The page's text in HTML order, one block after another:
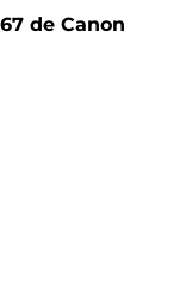
de Canon